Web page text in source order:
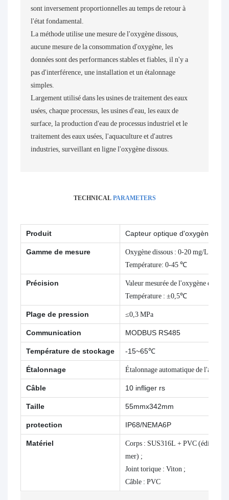
sont inversement proportionnelles au temps de retour à
l'état fondamental.
La méthode utilise une mesure de l'oxygène dissous,
aucune mesure de la consommation d'oxygène, les
données sont des performances stables et fiables, il n'y a
pas d'interférence, une installation et un étalonnage
simples.
Largement utilisé dans les usines de traitement des eaux
usées, chaque processus, les usines d'eau, les eaux de
surface, la production d'eau de processus industriel et le
traitement des eaux usées, l'aquaculture et d'autres
industries, surveillant en ligne l'oxygène dissous.
TECHNICAL PARAMETERS
Produit Capteur optique d'oxygène à
Gamme de mesure
Oxygène dissous : 0-20 mg/L, 0-20
Température: 0-45 ℃
Précision
Valeur mesurée de l'oxygène
Température : ±0,5℃
Plage de pression ≤0,3 MPa
Communication MODBUS RS485
Température de stockage -15~65℃
Étalonnage Étalonnage automatique de l'air,
Câble 10 infliger rs
Taille 55mmx342mm
protection IP68/NEMA6P
Matériel
Corps : SUS316L + PVC (édition
mer) ;
Joint torique : Viton ;
Câble : PVC